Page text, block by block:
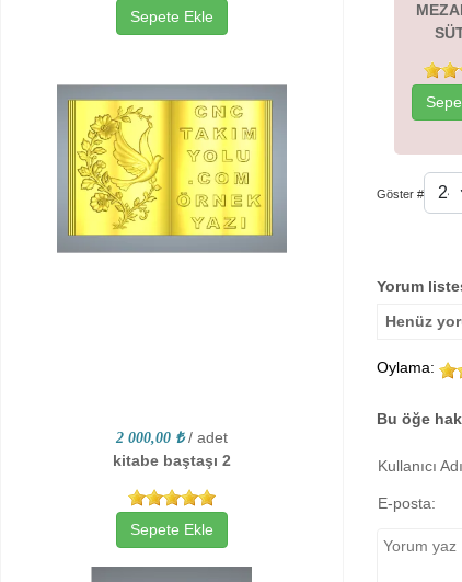
Sepete Ekle
2 000,00 ₺ / adet
kitabe baştaşı 2
Sepete Ekle
Göster #
Yorum
Henüz
Oylama:
Bu öğe
Kullanıcı
E-posta: